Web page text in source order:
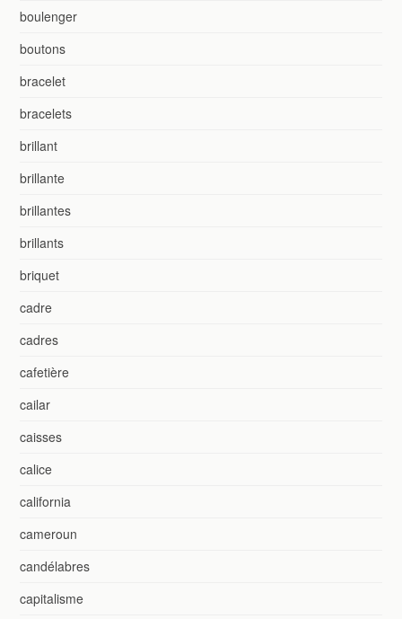
boulenger
boutons
bracelet
bracelets
brillant
brillante
brillantes
brillants
briquet
cadre
cadres
cafetière
cailar
caisses
calice
california
cameroun
candélabres
capitalisme